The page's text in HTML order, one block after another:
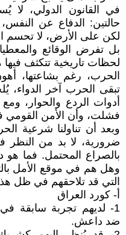
في القانون الدولي، لا
حالتين: الدفاع عن
لكن على الأرض، لا تحسم
بل تفرض الوقائع
لحظات تاريخية تتكثف
الحرب، رغم بشاعتها،
تبقى الحرب آخر الدواء،
أدوات الردع والحوار،
فشلت، وأن الأمن القومي
وبعد أن تناولنا شرعية
ضرورية، لا بد من النظر
بالصراع المحتمل. فما هو
وهل هم في موقع الأمل
التي قد تلاحقهم في ظل
أ- كورد العراق
1- لديهم تجربة سابقة
ضد داعش.